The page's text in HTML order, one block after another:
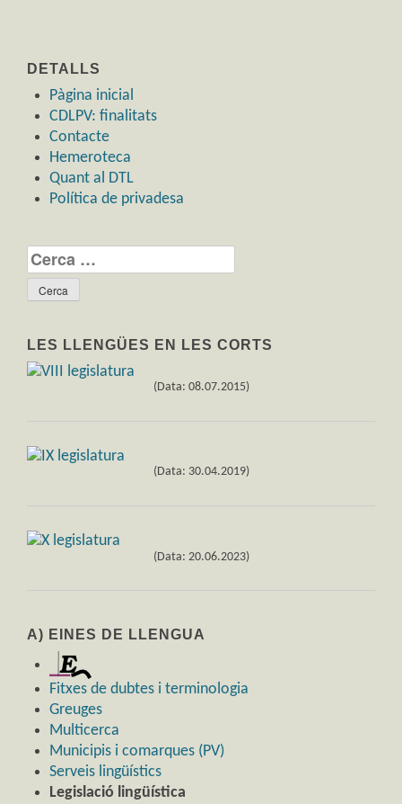
DETALLS
Pàgina inicial
CDLPV: finalitats
Contacte
Hemeroteca
Quant al DTL
Política de privadesa
Cerca:
LES LLENGÜES EN LES CORTS
(Data: 08.07.2015)
(Data: 30.04.2019)
(Data: 20.06.2023)
A) EINES DE LLENGUA
Fitxes de dubtes i terminologia
Greuges
Multicerca
Municipis i comarques (PV)
Serveis lingüístics
Legislació lingüística